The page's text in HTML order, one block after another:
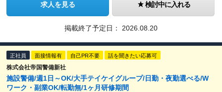
求人を見る 検討中に入れる
掲載終了予定日： 2026.08.20
正社員 面接情報有 自己PR不要 話を聞きたい応募可
株式会社帝国警備新社
施設警備/週1日～OK/大手テイケイグループ/日勤・夜勤選べる/W
ワーク・副業OK/転勤無/1ヶ月研修期間